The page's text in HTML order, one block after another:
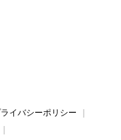
イバシーポリシー